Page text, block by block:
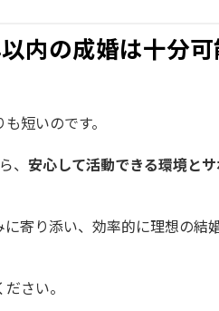
内の成婚は十分可
短いのです。
、 安心して活動できる環境と
寄り添い、効率的に理想の結婚
さい。